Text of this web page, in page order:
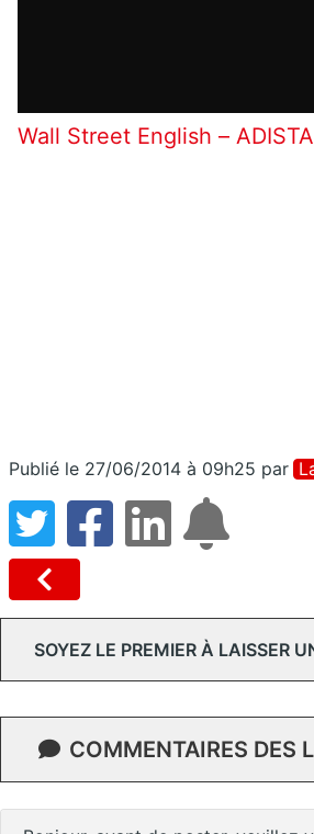
Wall Street English – ADISTA
Publié le 27/06/2014 à 09h25 par
SOYEZ LE PREMIER À LAISSER
COMMENTAIRES DES